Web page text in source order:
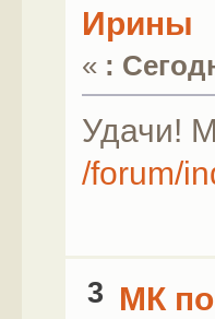
Ирины
« :
Удачи!
/forum/
3 МК